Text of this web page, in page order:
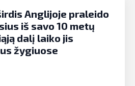
Anglijoje praleido
iš savo 10 metų
dalį laiko jis
žygiuose